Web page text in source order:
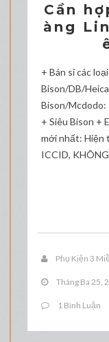
Cần
àng
+ Bán sỉ các
Bison/DB/
Bison/Mcdodo:
+ Siêu Bison +
mới nhất: Hiện
ICCID,
Phụ Kiện 3
Tháng Ba 25,
1 Bình Luận